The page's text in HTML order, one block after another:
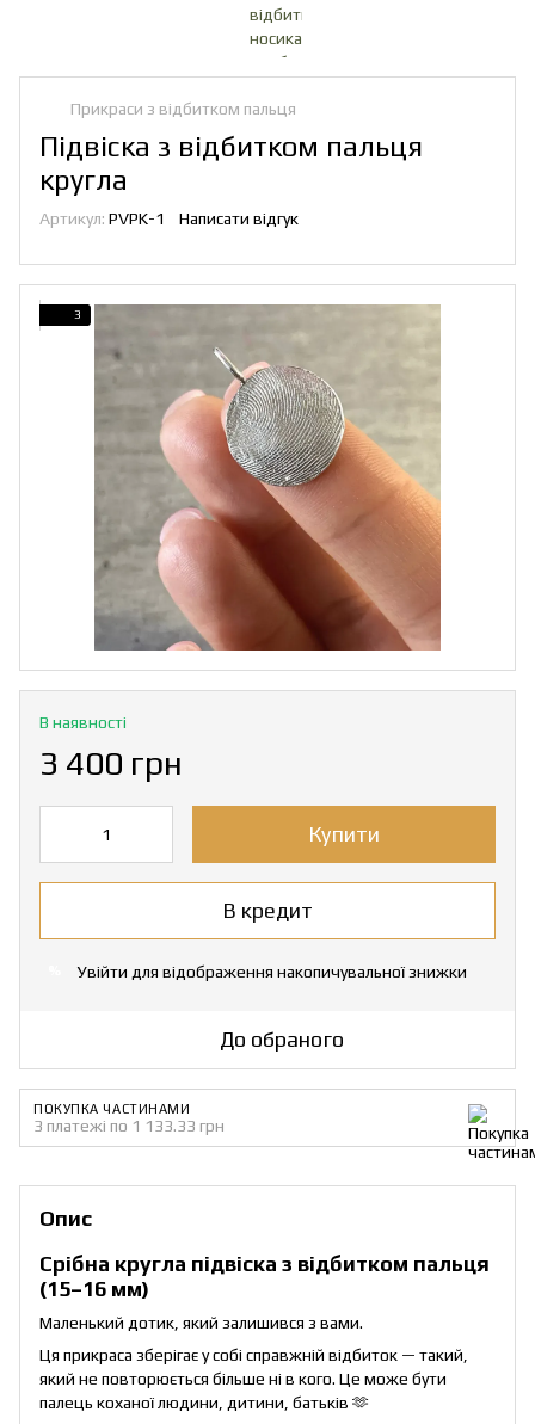
Прикраси з відбитком пальця
Підвіска з відбитком пальця
кругла
Артикул: PVPK-1 Написати відгук
3
В наявності
3 400 грн
Купити
В кредит
Увійти для відображення накопичувальної знижки
До обраного
ПОКУПКА ЧАСТИНАМИ
3 платежі по 1 133.33 грн
Опис
Срібна кругла підвіска з відбитком пальця
(15–16 мм)
Маленький дотик, який залишився з вами.
Ця прикраса зберігає у собі справжній відбиток — такий,
який не повторюється більше ні в кого. Це може бути
палець коханої людини, дитини, батьків 🫶